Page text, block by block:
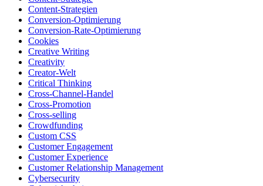
Content-Strategien
Conversion-Optimierung
Conversion-Rate-Optimierung
Cookies
Creative Writing
Creativity
Creator-Welt
Critical Thinking
Cross-Channel-Handel
Cross-Promotion
Cross-selling
Crowdfunding
Custom CSS
Customer Engagement
Customer Experience
Customer Relationship Management
Cybersecurity